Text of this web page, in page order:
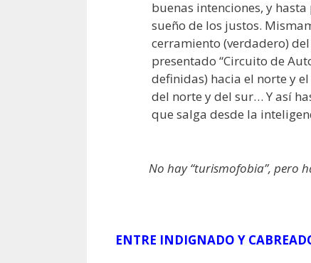
buenas intenciones, y
sueño de los justos.
cerramiento (verdadero)
presentado “Circuito de
definidas) hacia el norte y
del norte y del sur… Y así
que salga desde la
No hay “turismofobia”, pero
ENTRE INDIGNADO Y